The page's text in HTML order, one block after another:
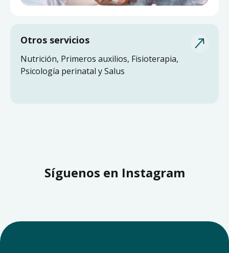
Otros servicios
Nutrición, Primeros auxilios, Fisioterapia,
Psicología perinatal y Salus
Síguenos en Instagram